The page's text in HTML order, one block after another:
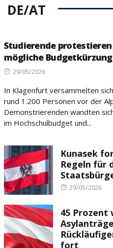
DE/AT
Studierende
mögliche
Posted
29/05/2026
In Klagenfurt versammelten
rund 1.200 Personen vor der
Demonstrierenden wandten
im Hochschulbudget und...
Kunasek
Regeln für
Posted
29/05/2026
45 Prozent
fort